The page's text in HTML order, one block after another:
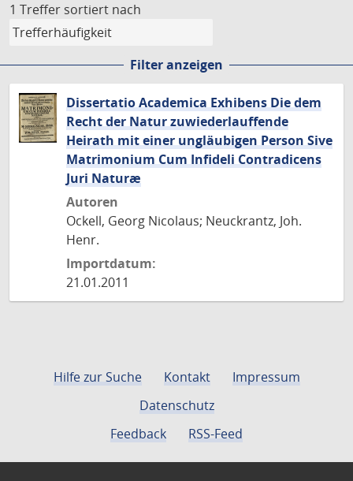
1 Treffer sortiert nach
Filter anzeigen
Dissertatio Academica Exhibens Die dem
Recht der Natur zuwiederlauffende
Heirath mit einer ungläubigen Person Sive
Matrimonium Cum Infideli Contradicens
Juri Naturæ
Autoren
Ockell, Georg Nicolaus; Neuckrantz, Joh.
Henr.
Importdatum:
21.01.2011
Hilfe zur Suche Kontakt
Impressum
Datenschutz
Feedback
RSS-Feed